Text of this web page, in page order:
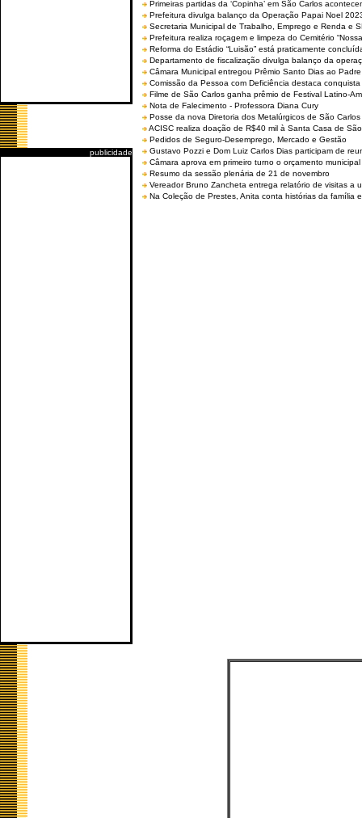
publicidade
Primeiras partidas da ‘Copinha’ em São Carlos
Prefeitura divulga balanço da Operação Papai Noel
Secretaria Municipal de Trabalho, Emprego e Renda e
Prefeitura realiza roçagem e limpeza do Cemitério
Reforma do Estádio “Luisão” está praticamente
Departamento de fiscalização divulga balanço da
Câmara Municipal entregou Prêmio Santo Dias ao
Comissão da Pessoa com Deficiência destaca
Filme de São Carlos ganha prêmio de Festival Latino-
Nota de Falecimento - Professora Diana Cury
Posse da nova Diretoria dos Metalúrgicos de São
ACISC realiza doação de R$40 mil à Santa Casa de
Pedidos de Seguro-Desemprego, Mercado e Gestão
Gustavo Pozzi e Dom Luiz Carlos Dias participam de
Câmara aprova em primeiro turno o orçamento
Resumo da sessão plenária de 21 de novembro
Vereador Bruno Zancheta entrega relatório de visitas a
Na Coleção de Prestes, Anita conta histórias da família